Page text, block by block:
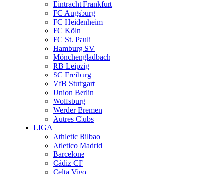
Eintracht Frankfurt
FC Augsburg
FC Heidenheim
FC Köln
FC St. Pauli
Hamburg SV
Mönchengladbach
RB Leipzig
SC Freiburg
VfB Stuttgart
Union Berlin
Wolfsburg
Werder Bremen
Autres Clubs
LIGA
Athletic Bilbao
Atletico Madrid
Barcelone
Cádiz CF
Celta Vigo